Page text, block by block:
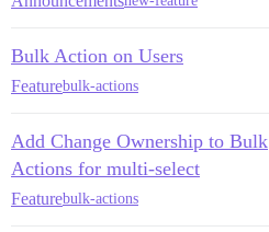
Bulk Action on Users
Featurebulk-actions
Add Change Ownership to Bulk
Actions for multi-select
Featurebulk-actions